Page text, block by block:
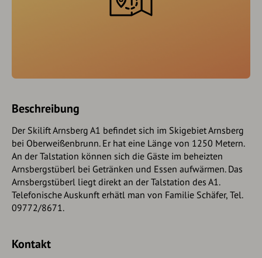
Beschreibung
Der Skilift Arnsberg A1 befindet sich im Skigebiet Arnsberg
bei Oberweißenbrunn. Er hat eine Länge von 1250 Metern.
An der Talstation können sich die Gäste im beheizten
Arnsbergstüberl bei Getränken und Essen aufwärmen. Das
Arnsbergstüberl liegt direkt an der Talstation des A1.
Telefonische Auskunft erhätl man von Familie Schäfer, Tel.
09772/8671.
Kontakt